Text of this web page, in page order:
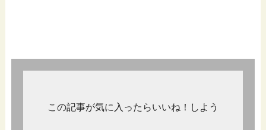
この記事が気に入ったらいいね！しよう